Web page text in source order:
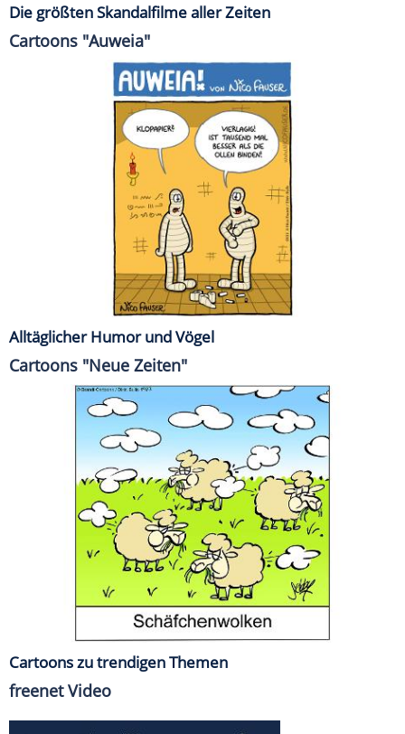
Die größten Skandalfilme aller Zeiten
Cartoons "Auweia"
Alltäglicher Humor und Vögel
Cartoons "Neue Zeiten"
Cartoons zu trendigen Themen
freenet Video